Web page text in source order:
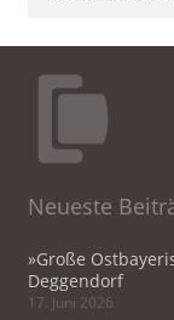
Neueste
»Große
Deggendorf
17. Juni 2026